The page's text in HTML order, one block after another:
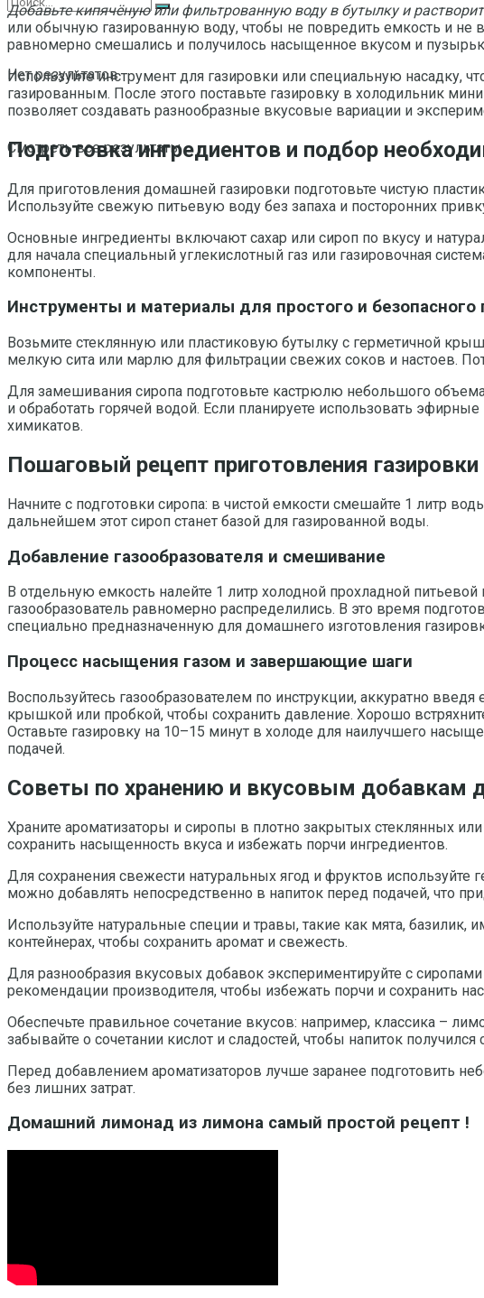
Нет результатов
Смотреть все результаты
Добавьте кипячёную или фильтрованную воду в бутылку и
или обычную газированную воду, чтобы не повредить емкость и
равномерно смешались и получилось насыщенное вкусом и
Используйте инструмент для газировки или специальную насадку,
газированным. После этого поставьте газировку в холодильник
позволяет создавать разнообразные вкусовые вариации и
Подготовка ингредиентов и подбор
Для приготовления домашней газировки подготовьте чистую
Используйте свежую питьевую воду без запаха и посторонних
Основные ингредиенты включают сахар или сироп по вкусу и
для начала специальный углекислотный газ или газировочная
компоненты.
Инструменты и материалы для простого и безопасного
Возьмите стеклянную или пластиковую бутылку с герметичной
мелкую сита или марлю для фильтрации свежих соков и настоев.
Для замешивания сиропа подготовьте кастрюлю небольшого
и обработать горячей водой. Если планируете использовать
химикатов.
Пошаговый рецепт приготовления
Начните с подготовки сиропа: в чистой емкости смешайте 1 литр
дальнейшем этот сироп станет базой для газированной воды.
Добавление газообразователя и смешивание
В отдельную емкость налейте 1 литр холодной прохладной
газообразователь равномерно распределились. В это время
специально предназначенную для домашнего изготовления
Процесс насыщения газом и завершающие шаги
Воспользуйтесь газообразователем по инструкции, аккуратно
крышкой или пробкой, чтобы сохранить давление. Хорошо
Оставьте газировку на 10–15 минут в холоде для наилучшего
подачей.
Советы по хранению и вкусовым добавкам
Храните ароматизаторы и сиропы в плотно закрытых стеклянных
сохранить насыщенность вкуса и избежать порчи ингредиентов.
Для сохранения свежести натуральных ягод и фруктов
можно добавлять непосредственно в напиток перед подачей, что
Используйте натуральные специи и травы, такие как мята,
контейнерах, чтобы сохранить аромат и свежесть.
Для разнообразия вкусовых добавок экспериментируйте с
рекомендации производителя, чтобы избежать порчи и сохранить
Обеспечьте правильное сочетание вкусов: например, классика –
забывайте о сочетании кислот и сладостей, чтобы напиток
Перед добавлением ароматизаторов лучше заранее подготовить
без лишних затрат.
Домашний лимонад из лимона самый простой рецепт !